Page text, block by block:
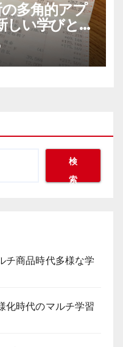
多角的アプ
しい学びと教
検
索
チ商品時代多様な学
化時代のマルチ学習